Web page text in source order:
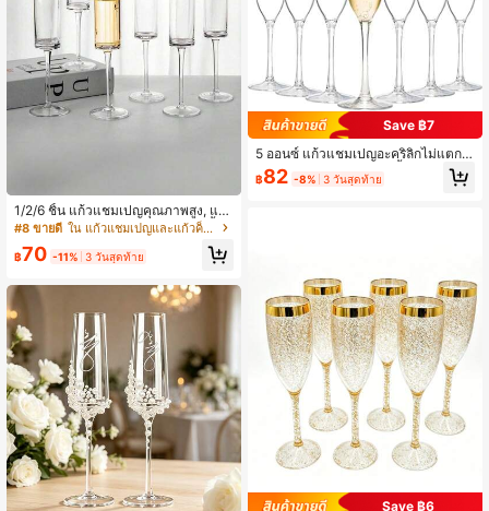
1/2/6 ชิ้น แก้วแชมเปญคุณภาพสูง, แก้
วแชมเปญพรีเมียมเหมาะสำหรับวิสกี้, ไ
วน์, ค็อกเทล, เบียร์, แชมเปญ, น้ำ, นม, โ
อ๊ตมีล, ชา, น้ำผลไม้, อาหารเช้า, กาแฟ,
นอาหาร,
#8 ขายดี ใน แก้วแชมเปญและแก้วค็อกเทล&การต้มเบียร์&แก้วเบียร
฿70 -11% 3 วันสุดท้าย
Save ฿7
5 ออนซ์ แก้วแชมเปญอะคริลิกไม่แตก,
แก้วแชมเปญพลาสติกใช้ซ้ำได้, แก้วมา
ร์ตินี่พลาสติกหรูหรา - เหมาะสำหรับค็อ
฿82 -8% 3 วันสุดท้าย
Save ฿6